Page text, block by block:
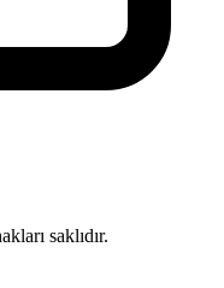
saklıdır.